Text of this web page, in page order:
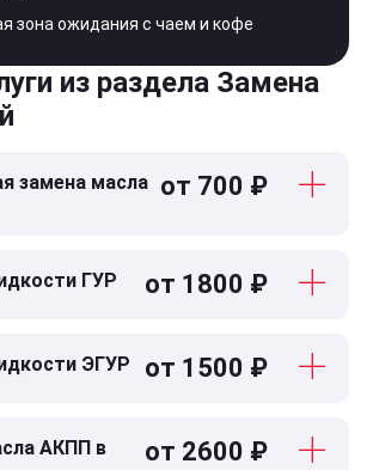
зона ожидания с чаем и кофе
из раздела Замена
замена масла от 700 ₽
ГУР от 1800 ₽
ЭГУР от 1500 ₽
АКПП в
от 2600 ₽